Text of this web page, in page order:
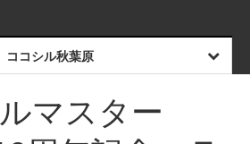
ココシル秋葉原
マスター